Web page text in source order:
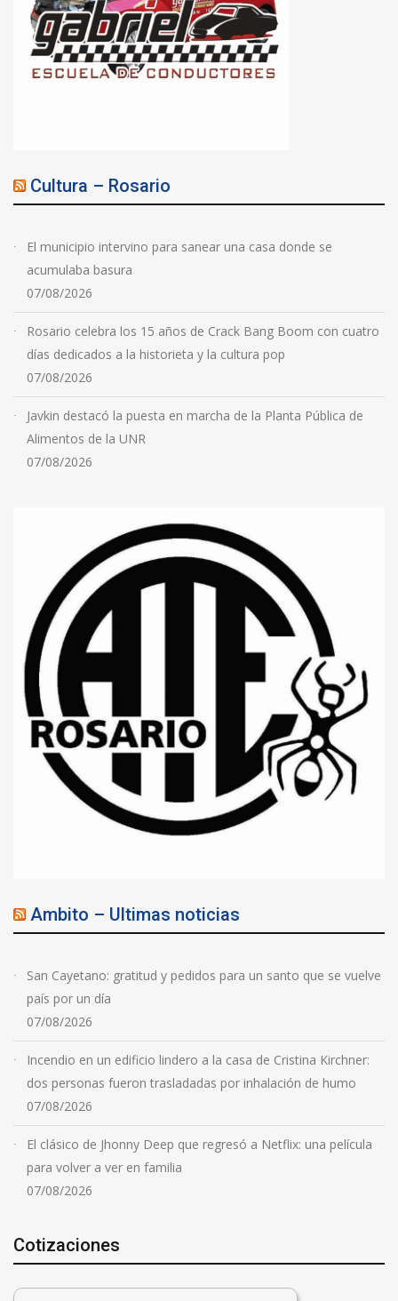
Cultura – Rosario
El municipio intervino para sanear una casa donde se
acumulaba basura
07/08/2026
Rosario celebra los 15 años de Crack Bang Boom con cuatro
días dedicados a la historieta y la cultura pop
07/08/2026
Javkin destacó la puesta en marcha de la Planta Pública de
Alimentos de la UNR
07/08/2026
Ambito – Ultimas noticias
San Cayetano: gratitud y pedidos para un santo que se vuelve
país por un día
07/08/2026
Incendio en un edificio lindero a la casa de Cristina Kirchner:
dos personas fueron trasladadas por inhalación de humo
07/08/2026
El clásico de Jhonny Deep que regresó a Netflix: una película
para volver a ver en familia
07/08/2026
Cotizaciones